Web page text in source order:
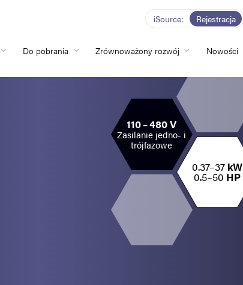
iSource Rejestracja
Do pobrania Zrównoważony rozwój Nowości
110 – 480 V
Zasilanie jedno- i
trójfazowe
0.37–37 kW
0.5–50 HP
Przemienniki częstotliwości
Do pobrania
Zrównoważony rozwój
Nowości
Oferty pracy
O nas